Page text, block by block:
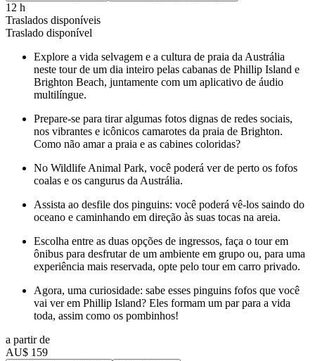
12 h
Traslados disponíveis
Traslado disponível
Explore a vida selvagem e a cultura de praia da Austrália
neste tour de um dia inteiro pelas cabanas de Phillip Island e
Brighton Beach, juntamente com um aplicativo de áudio
multilíngue.
Prepare-se para tirar algumas fotos dignas de redes sociais,
nos vibrantes e icônicos camarotes da praia de Brighton.
Como não amar a praia e as cabines coloridas?
No Wildlife Animal Park, você poderá ver de perto os fofos
coalas e os cangurus da Austrália.
Assista ao desfile dos pinguins: você poderá vê-los saindo do
oceano e caminhando em direção às suas tocas na areia.
Escolha entre as duas opções de ingressos, faça o tour em
ônibus para desfrutar de um ambiente em grupo ou, para uma
experiência mais reservada, opte pelo tour em carro privado.
Agora, uma curiosidade: sabe esses pinguins fofos que você
vai ver em Phillip Island? Eles formam um par para a vida
toda, assim como os pombinhos!
a partir de
AU$ 159